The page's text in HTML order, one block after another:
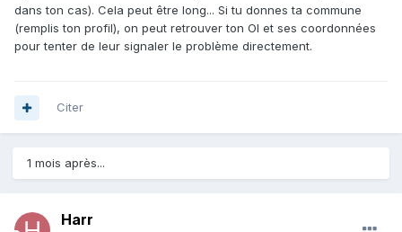
dans ton cas). Cela peut être long... Si tu donnes ta commune
(remplis ton profil), on peut retrouver ton OI et ses coordonnées
pour tenter de leur signaler le problème directement.
Citer
1 mois après...
Harr